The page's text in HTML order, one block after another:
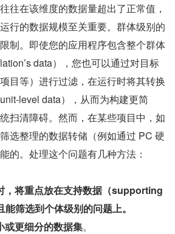
往在该维度的数据量超出了正常值，
行的数据规模至关重要。群体级别的
制。即使您的应用程序包含整个群体
data），您也可以通过对目标
目等）进行过滤，在运行时将其转换
level data），从而为构建更简
扫清障碍。然而，在某些项目中，如
选整理的数据转储（例如通过 PC 硬
的。处理这个问题有几种方法：
，将重点放在支持数据（supporting
筛选到个体级别的问题上。
或更细分的数据集。